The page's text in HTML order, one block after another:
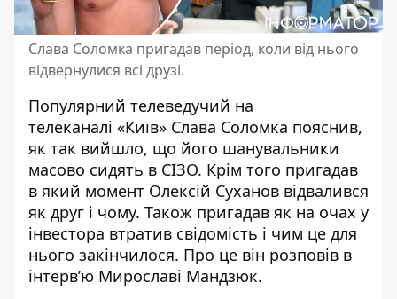
Слава Соломка пригадав період, коли від нього
відвернулися всі друзі.
Популярний телеведучий на
телеканалі «Київ» Слава Соломка пояснив,
як так вийшло, що його шанувальники
масово сидять в СІЗО. Крім того пригадав
в який момент Олексій Суханов відвалився
як друг і чому. Також пригадав як на очах у
інвестора втратив свідомість і чим це для
нього закінчилося. Про це він розповів в
інтерв’ю Мирославі Мандзюк.